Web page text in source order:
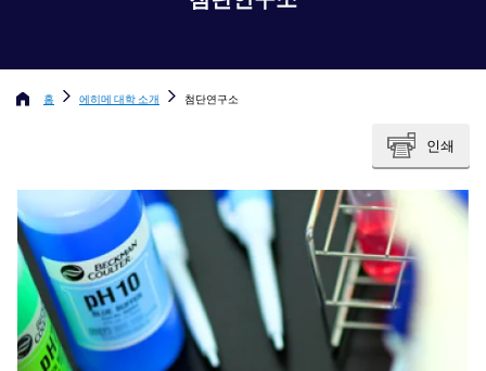
홈 에히메 대학 소개 첨단연구소
인쇄